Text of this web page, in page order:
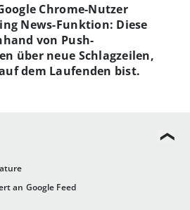
an Google Feed
Chrome-Nutzer
News-Funktion: Diese
von Push-
über neue Schlagzeilen,
dem Laufenden bist.